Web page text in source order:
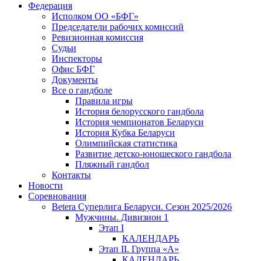
Федерация
Исполком ОО «БФГ»
Председатели рабочих комиссий
Ревизионная комиссия
Судьи
Инспекторы
Офис БФГ
Документы
Все о гандболе
Правила игры
История белорусского гандбола
История чемпионатов Беларуси
История Кубка Беларуси
Олимпийская статистика
Развитие детско-юношеского гандбола
Пляжный гандбол
Контакты
Новости
Соревнования
Betera Суперлига Беларуси. Сезон 2025/2026
Мужчины. Дивизион 1
Этап I
КАЛЕНДАРЬ
Этап II. Группа «А»